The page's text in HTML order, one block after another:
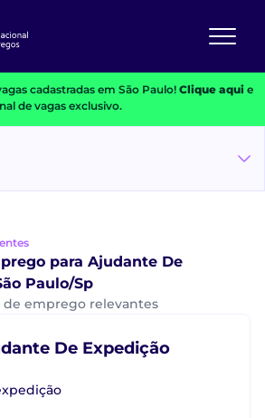
cadastradas em São Paulo! Clique aquie
de vagas exclusivo.
para Ajudante De
Paulo/Sp
de emprego relevantes
De Expedição